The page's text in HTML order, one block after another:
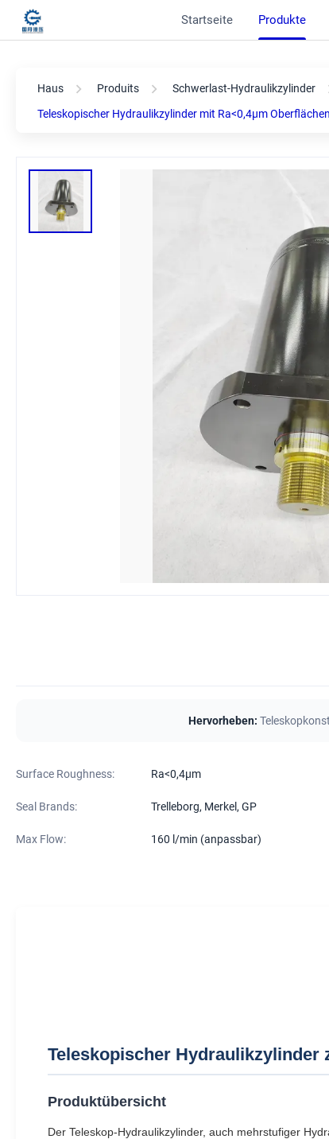
Startseite Produkte
Haus Produits Schwerlast-Hydraulikzylinder
Teleskopischer Hydraulikzylinder mit Ra<0,4μm
Hervorheben:
Surface Roughness: Ra<0,4μm
Seal Brands: Trelleborg, Merkel, GP
Max Flow: 160 l/min (anpassbar)
Teleskopischer Hydraulikzylinder
Produktübersicht
Der Teleskop-Hydraulikzylinder, auch mehrstufiger